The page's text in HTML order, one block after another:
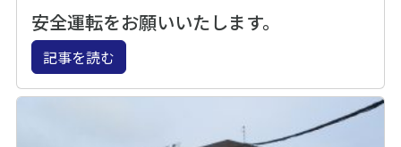
安全運転をお願いいたします。
記事を読む